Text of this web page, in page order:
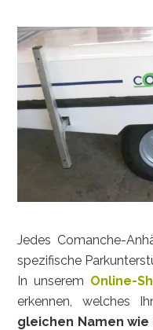
Jedes Comanche-
spezifische
In unserem Online-
erkennen, welches
gleichen Namen